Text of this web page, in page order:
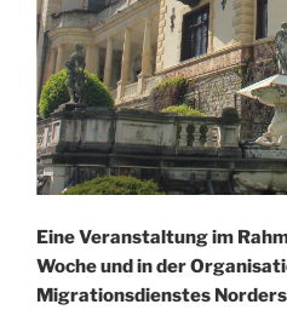
Eine Veranstaltung im
Woche und in der
Migrationsdienstes